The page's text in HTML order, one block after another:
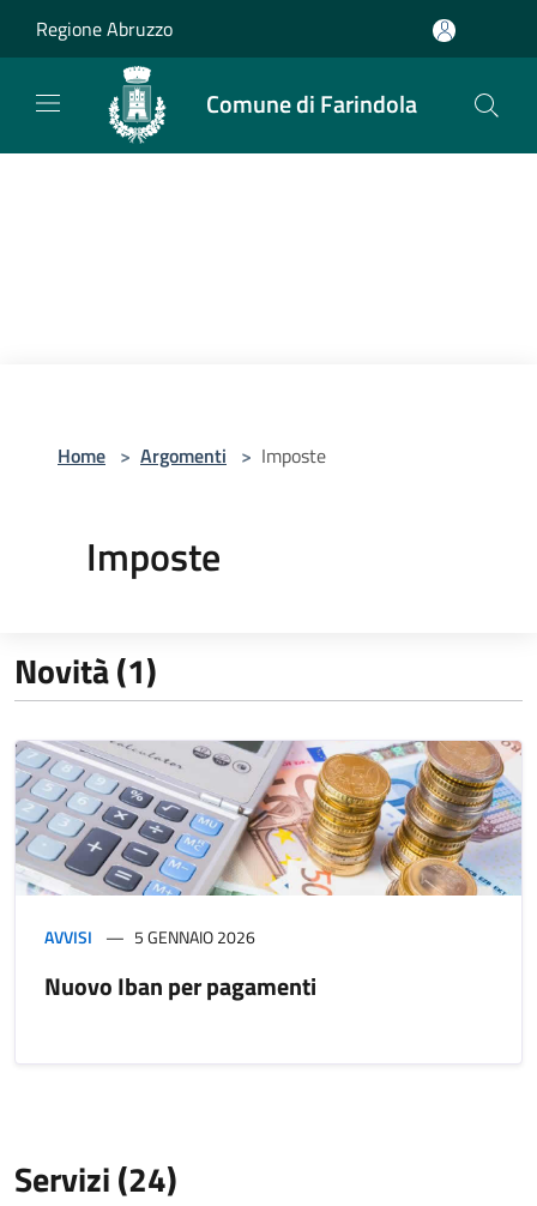
Regione Abruzzo
Comune di Farindola
Home > Argomenti > Imposte
Imposte
Novità (1)
AVVISI 5 GENNAIO 2026
Nuovo Iban per pagamenti
Servizi (24)